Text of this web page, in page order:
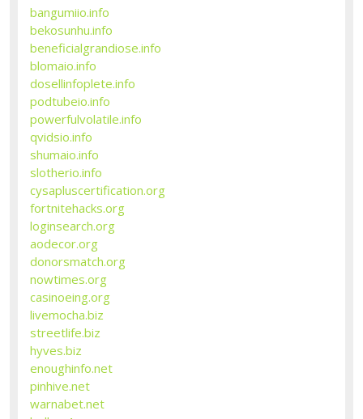
bangumiio.info
bekosunhu.info
beneficialgrandiose.info
blomaio.info
dosellinfoplete.info
podtubeio.info
powerfulvolatile.info
qvidsio.info
shumaio.info
slotherio.info
cysapluscertification.org
fortnitehacks.org
loginsearch.org
aodecor.org
donorsmatch.org
nowtimes.org
casinoeing.org
livemocha.biz
streetlife.biz
hyves.biz
enoughinfo.net
pinhive.net
warnabet.net